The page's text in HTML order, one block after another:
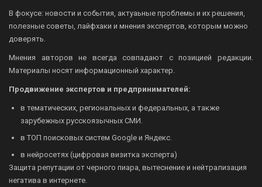
В фокусе: новости и события, актуаьные проблемы и их решения,
полезные советы, лайфхаки и мнения экспертов, которым можно
доверять.
Мнения авторов не всегда совпадают с позицией редакции.
Материалы носят информационный характер.
Продвижение экспертов и предпринимателей:
в тематических, региональных и федеральных, а также
зарубежных русскоязычных СМИ.
в ТОП поисковых систем Google и Яндекс.
в нейросетях (цифровая визитка эксперта)
Защита репутации от черного пиара, вытеснение и нейтрализация
негатива в интернете.